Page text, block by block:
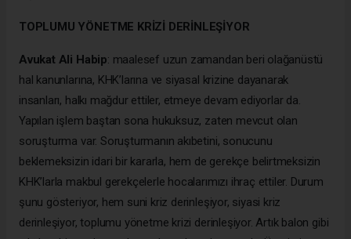
TOPLUMU YÖNETME KRİZİ DERİNLEŞİYOR
Avukat Ali Habip: maalesef uzun zamandan beri olağanüstü
hal kanunlarına, KHK’larına ve siyasal krizine dayanarak
insanları, halkı mağdur ettiler, etmeye devam ediyorlar da.
Yapılan işlem baştan sona hukuksuz, zaten mevcut olan
soruşturma var. Soruşturmanın akıbetini, sonucunu
beklemeksizin idari bir kararla, hem de gerekçe belirtmeksizin
KHK’larla makbul gerekçelerle hocalarımızı ihraç ettiler. Durum
şunu gösteriyor, hem suni kriz derinleşiyor, siyasi kriz
derinleşiyor,toplumu yönetme krizi derinleşiyor. Artık balon gibi